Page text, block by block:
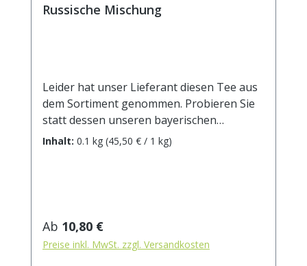
Russische Mischung
Leider hat unser Lieferant diesen Tee aus
dem Sortiment genommen. Probieren Sie
statt dessen unseren bayerischen
Brotzeittee, den Schwarztee Keemun oder
kochendem Wasser aufgiessen. Ziehzeit:
ca. 3 min / anregend - 5 min / beruhigend
Inhalt: 0.1 kg (45,50 € / 1 kg)
Regulärer Preis:
Ab 10,80 €
Preise inkl. MwSt. zzgl. Versandkosten